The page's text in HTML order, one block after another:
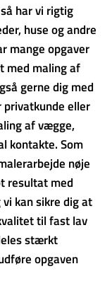
har vi rigtig
huse og andre
mange opgaver
med maling af
gerne dig med
privatkunde eller
af vægge,
kontakte. Som
nøje
resultat med
kan sikre dig at
til fast lav
stærkt
opgaven